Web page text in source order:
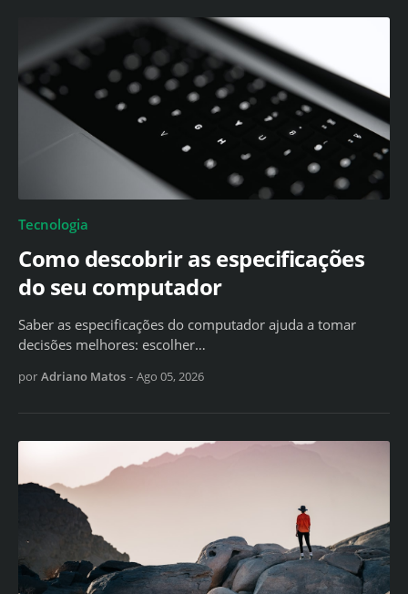
Tecnologia
Como descobrir as especificações
do seu computador
Saber as especificações do computador ajuda a tomar
decisões melhores: escolher…
por Adriano Matos - Ago 05, 2026